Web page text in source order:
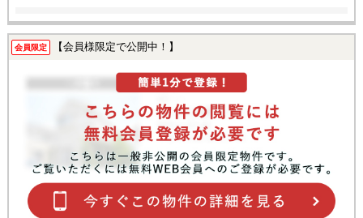
会員限定 【会員様限定で公開中！】